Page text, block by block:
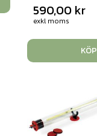
590,00 kr
exkl moms
KÖP